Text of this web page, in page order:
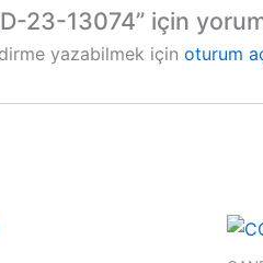
23-13074” için
yazabilmek için oturum